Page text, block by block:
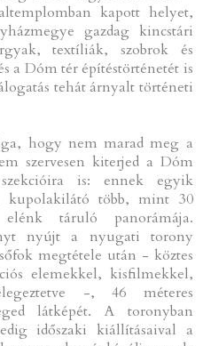
kapott helyet,
gazdag kincstári
textíliák, szobrok és
a Dóm tér építéstörténetét is
tehát árnyalt történeti
hogy nem marad meg a
szervesen kiterjed a Dóm
is: ennek egyik
kupolakilátó több, mint 30
táruló panorámája.
nyújt a nyugati torony
megtétele után - köztes
elemekkel, kisfilmekkel,
-, 46 méteres
látképét. A toronyban
időszaki kiállításaival a